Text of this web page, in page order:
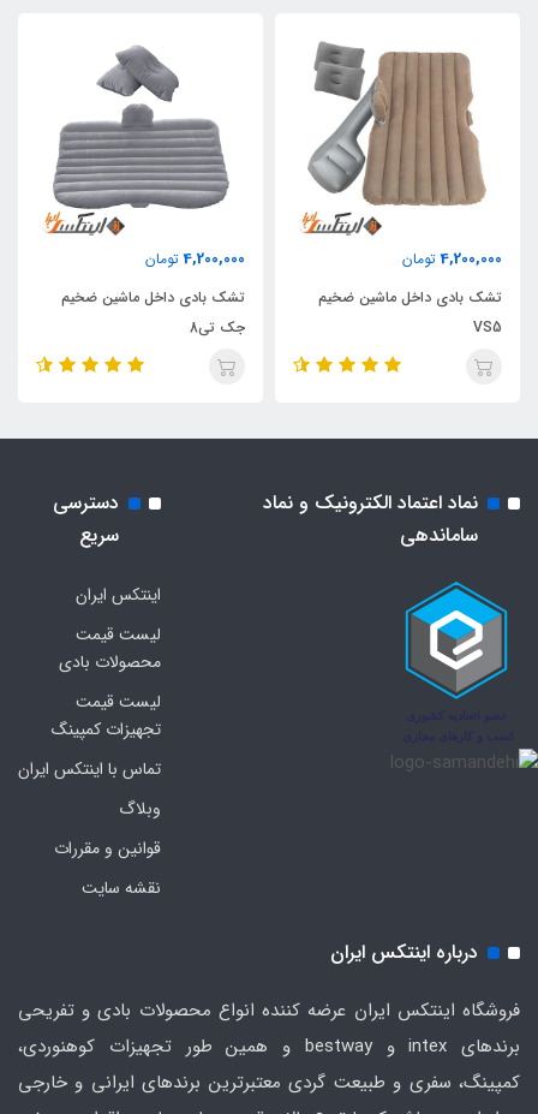
4,200,000 تومان
تشک بادی داخل ماشین ضخیم
VS5
4,200,000 تومان
تشک بادی داخل ماشین ضخیم
جک تی8
نماد اعتماد الکترونیک و نماد
ساماندهی
دسترسی
سریع
اینتکس ایران
لیست قیمت
محصولات بادی
لیست قیمت
تجهیزات کمپینگ
تماس با اینتکس ایران
وبلاگ
قوانین و مقررات
نقشه سایت
درباره اینتکس ایران
فروشگاه اینتکس ایران عرضه کننده انواع محصولات بادی و تفریحی
برندهای intex و bestway و همین طور تجهیزات کوهنوردی،
کمپینگ، سفری و طبیعت گردی معتبرترین برندهای ایرانی و خارجی